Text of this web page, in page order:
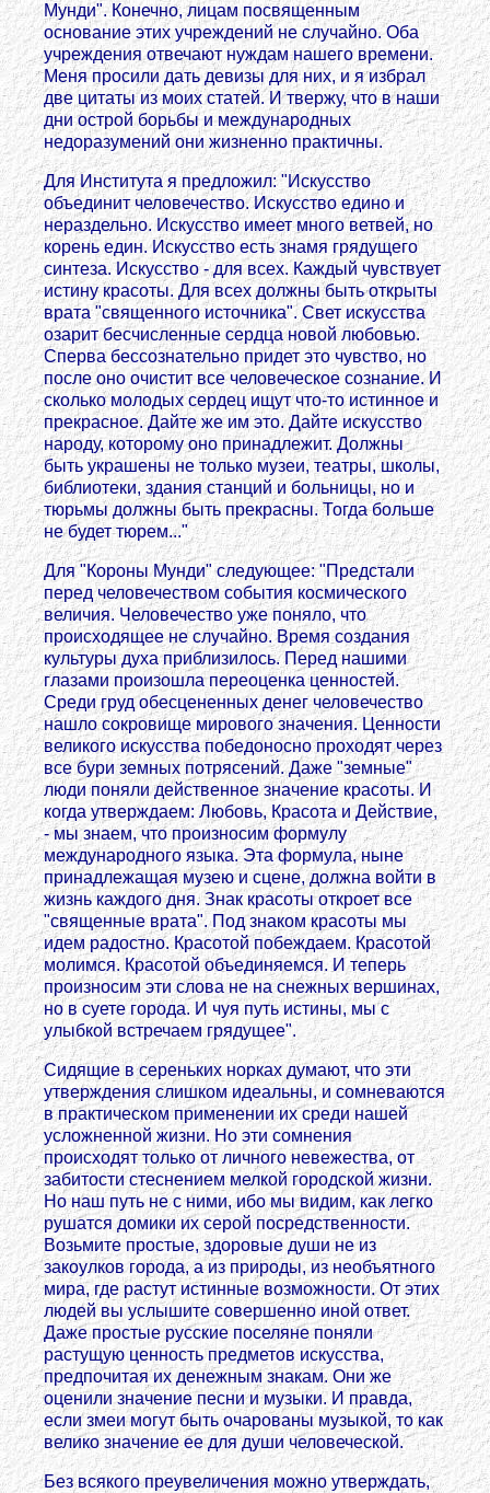
Мунди". Конечно, лицам посвященным
основание этих учреждений не случайно. Оба
учреждения отвечают нуждам нашего времени.
Меня просили дать девизы для них, и я избрал
две цитаты из моих статей. И твержу, что в наши
дни острой борьбы и международных
недоразумений они жизненно практичны.
Для Института я предложил: "Искусство
объединит человечество. Искусство едино и
нераздельно. Искусство имеет много ветвей, но
корень един. Искусство есть знамя грядущего
синтеза. Искусство - для всех. Каждый чувствует
истину красоты. Для всех должны быть открыты
врата "священного источника". Свет искусства
озарит бесчисленные сердца новой любовью.
Сперва бессознательно придет это чувство, но
после оно очистит все человеческое сознание. И
сколько молодых сердец ищут что-то истинное и
прекрасное. Дайте же им это. Дайте искусство
народу, которому оно принадлежит. Должны
быть украшены не только музеи, театры, школы,
библиотеки, здания станций и больницы, но и
тюрьмы должны быть прекрасны. Тогда больше
не будет тюрем..."
Для "Короны Мунди" следующее: "Предстали
перед человечеством события космического
величия. Человечество уже поняло, что
происходящее не случайно. Время создания
культуры духа приблизилось. Перед нашими
глазами произошла переоценка ценностей.
Среди груд обесцененных денег человечество
нашло сокровище мирового значения. Ценности
великого искусства победоносно проходят через
все бури земных потрясений. Даже "земные"
люди поняли действенное значение красоты. И
когда утверждаем: Любовь, Красота и Действие,
- мы знаем, что произносим формулу
международного языка. Эта формула, ныне
принадлежащая музею и сцене, должна войти в
жизнь каждого дня. Знак красоты откроет все
"священные врата". Под знаком красоты мы
идем радостно. Красотой побеждаем. Красотой
молимся. Красотой объединяемся. И теперь
произносим эти слова не на снежных вершинах,
но в суете города. И чуя путь истины, мы с
улыбкой встречаем грядущее".
Сидящие в сереньких норках думают, что эти
утверждения слишком идеальны, и сомневаются
в практическом применении их среди нашей
усложненной жизни. Но эти сомнения
происходят только от личного невежества, от
забитости стеснением мелкой городской жизни.
Но наш путь не с ними, ибо мы видим, как легко
рушатся домики их серой посредственности.
Возьмите простые, здоровые души не из
закоулков города, а из природы, из необъятного
мира, где растут истинные возможности. От этих
людей вы услышите совершенно иной ответ.
Даже простые русские поселяне поняли
растущую ценность предметов искусства,
предпочитая их денежным знакам. Они же
оценили значение песни и музыки. И правда,
если змеи могут быть очарованы музыкой, то как
велико значение ее для души человеческой.
Без всякого преувеличения можно утверждать,